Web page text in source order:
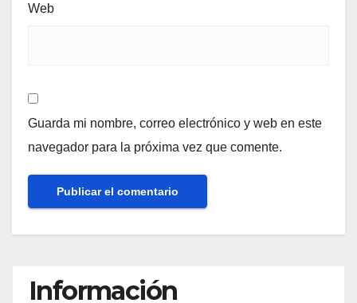
Web
Guarda mi nombre, correo electrónico y web en este
navegador para la próxima vez que comente.
Información